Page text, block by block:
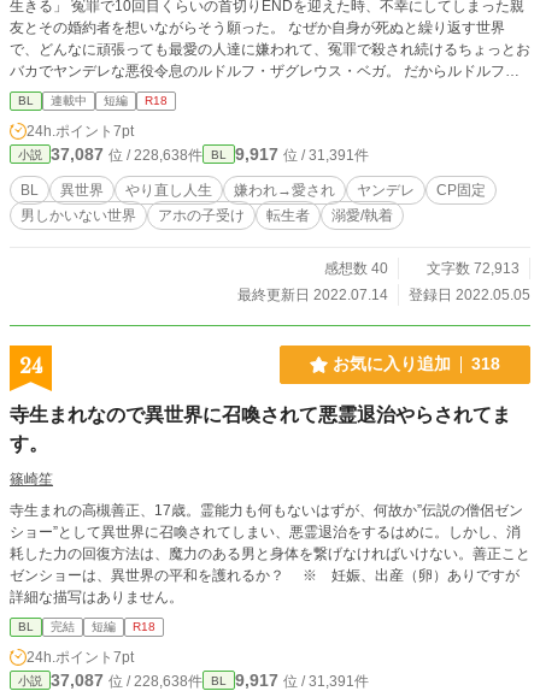
生きる」 冤罪で10回目くらいの首切りENDを迎えた時、不幸にしてしまった親
友とその婚約者を想いながらそう願った。 なぜか自身が死ぬと繰り返す世界
で、どんなに頑張っても最愛の人達に嫌われて、冤罪で殺され続けるちょっとお
バカでヤンデレな悪役令息のルドルフ・ザグレウス・ベガ。 だからルドルフは
決めた、今回は自身の神すら惑わすとさぇ称えられた美貌は隠して、瓶底眼鏡の
陰キャになりすまし、自分は恋愛をせず推しであり前回、自分のために不幸にし
てしまった親友の騎士団長の息子であるマイケルとその婚約者である第2王子リ
オン殿下の恋愛を応援して自分は後ろに下がっていようと。 それなのに……何
故か自分を過去の世界で嫌い、殺し続けた王太子のイヴァン・アテーナー・アル
タイルがルドルフを追いかけて来るようになってしまう。 逃げるルドルフ、追
うイヴァン。 「貴方は僕を殺すので絶対無理です！！」 「殺す？？それはお前
な、今度こそ俺達を邪魔する全てを滅ぼしてでもお前と結ばれてみせる」 今ま
で散々嫌っていたのに急にヤンデレストーカー化するなんて聞いてません！！
るのか？？ ※設定がシリアス（死に戻り）ですが、主人公がアホなのであまり
深刻そうでありません。特に首が外れたとか頻繁に言います。グロくならないよ
うにしていますが苦手な方はご注意ください。また、今回嫌われをはじめてかく
ので苦手な方はご注意ください。 なお、男性しかいない世界です。
BL 連載中 短編 R18
24h.ポイント 7pt
小説 37,087 位 / 228,638件 BL 9,917 位 / 31,391件
BL 異世界 やり直し人生 嫌われ→愛され ヤンデレ
CP固定
男しかいない世界
アホの子受け 転生者 溺愛/執着
感想数 40
文字数 72,913
最終更新日 2022.07.14
登録日 2022.05.05
24 お気に入り追加 318
寺生まれなので異世界に召喚されて悪霊退治やらされてま
す。
篠崎笙
寺生まれの高槻善正、17歳。霊能力も何もないはずが、何故か”伝説の僧侶ゼン
ショー”として異世界に召喚されてしまい、悪霊退治をするはめに。しかし、消
耗した力の回復方法は、魔力のある男と身体を繋げなければいけない。善正こと
ゼンショーは、異世界の平和を護れるか？ ※ 妊娠、出産（卵）ありですが
詳細な描写はありません。
BL 完結 短編 R18
24h.ポイント 7pt
小説 37,087 位 / 228,638件 BL 9,917 位 / 31,391件